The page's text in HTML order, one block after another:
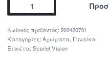
200420701
Κατηγορίες: Αρώματα, Γυναίκα
Ετικέτα: Scarlet Vision